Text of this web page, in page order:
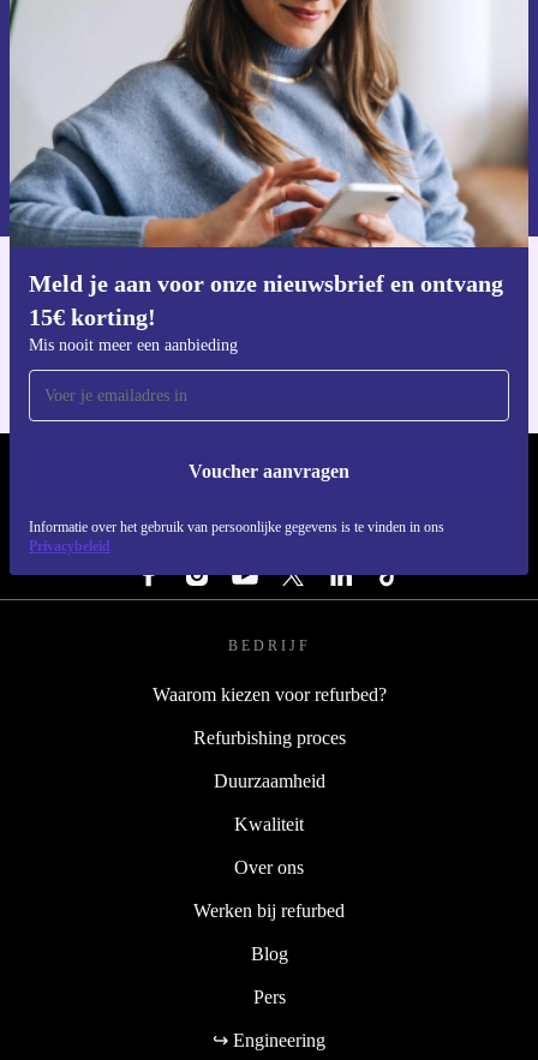
Meld je aan voor onze nieuwsbrief en ontvang
15€ korting!
Mis nooit meer een aanbieding
Voucher aanvragen
Informatie over het gebruik van persoonlijke gegevens is te vinden in ons
Privacybeleid
Voucher aanvragen
Informatie over het gebruik van persoonsgegevens vind je in ons
privacybeleid
Download de refurbed app
REFURBED NEDERLAND - RETHINK NEW.
VOLG ONS
BEDRIJF
Waarom kiezen voor refurbed?
Refurbishing proces
Duurzaamheid
Kwaliteit
Over ons
Werken bij refurbed
Blog
Pers
↪ Engineering